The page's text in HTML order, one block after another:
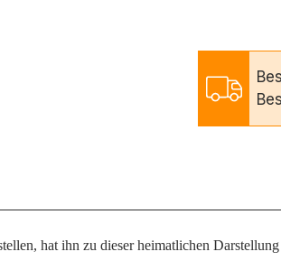
hat ihn zu dieser heimatlichen